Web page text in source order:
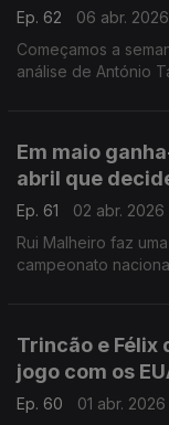
Ep. 62
06 abr. 2026
Começamos a
análise de António
Em maio
abril que
Ep. 61
02 abr. 2026
Rui Malheiro faz
campeonato
Trincão e Félix
jogo com os
Ep. 60
01 abr. 2026